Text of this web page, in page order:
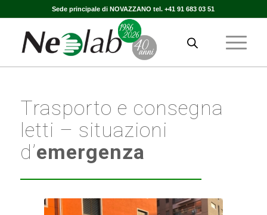
Sede principale di NOVAZZANO tel. +41 91 683 03 51
Trasporto e consegna
letti – situazioni
d’emergenza